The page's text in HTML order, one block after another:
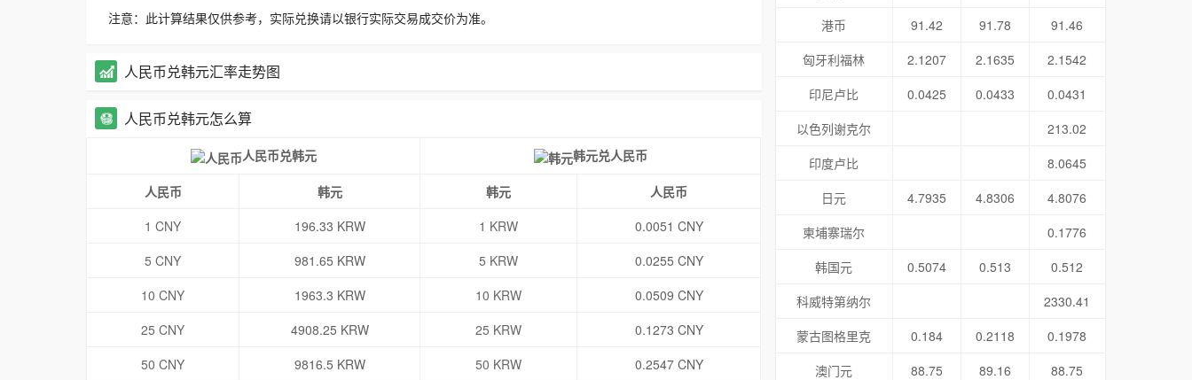
注意：此计算结果仅供参考，实际兑换请以银行实际交易成交价为准。
人民币兑韩元汇率走势图
人民币兑韩元怎么算
人民币兑韩元 韩元兑人民币
人民币 韩元 韩元
人民币
1 CNY
196.33 KRW 1 KRW
0.0051 CNY
5 CNY
981.65 KRW 5 KRW
0.0255 CNY
10 CNY
1963.3 KRW 10 KRW
0.0509 CNY
25 CNY
4908.25 KRW 25 KRW
0.1273 CNY
50 CNY
9816.5 KRW 50 KRW
0.2547 CNY
港币
91.42 91.78
91.46
匈牙利福林
2.1207 2.1635
2.1542
印尼卢比
0.0425 0.0433
0.0431
以色列谢克尔
213.02
印度卢比
8.0645
日元
4.7935 4.8306
4.8076
柬埔寨瑞尔
0.1776
韩国元
0.5074 0.513
0.512
科威特第纳尔
2330.41
蒙古图格里克
0.184 0.2118
0.1978
澳门元
88.75 89.16
88.75